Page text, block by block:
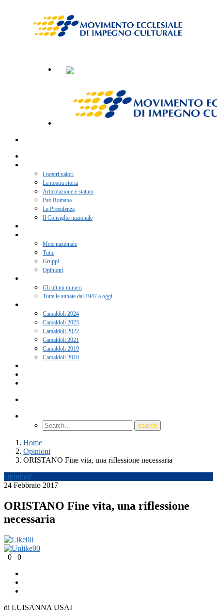
I nostri valori
La nostra storia
Articolazione e statuto
Pax Romana
La Presidenza
Il Consiglio nazionale
Meic nazionale
Tutte
Gruppi
Opinioni
Gli ultimi numeri
Tutte le annate dal 1947 a oggi
Camaldoli 2024
Camaldoli 2023
Camaldoli 2022
Camaldoli 2021
Camaldoli 2019
Camaldoli 2018
Home
Opinioni
ORISTANO Fine vita, una riflessione necessaria
Opinioni
24 Febbraio 2017
ORISTANO Fine vita, una riflessione
necessaria
00
00
0
0
di LUISANNA USAI